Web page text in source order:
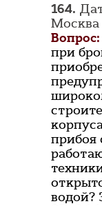
164.
Москва
Вопрос:
при
водой?